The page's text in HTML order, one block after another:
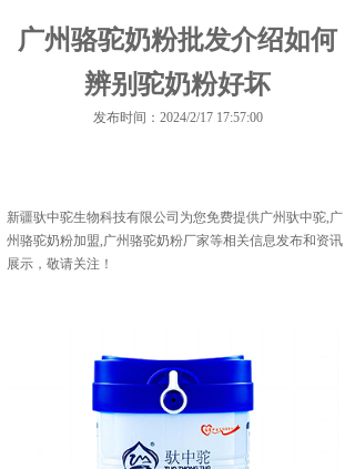
广州骆驼奶粉批发介绍如何
辨别驼奶粉好坏
发布时间：2024/2/17 17:57:00
新疆驮中驼生物科技有限公司为您免费提供广州驮中驼,广
州骆驼奶粉加盟,广州骆驼奶粉厂家等相关信息发布和资讯
展示，敬请关注！